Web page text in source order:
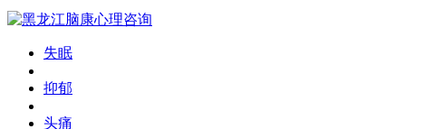
失眠
抑郁
头痛